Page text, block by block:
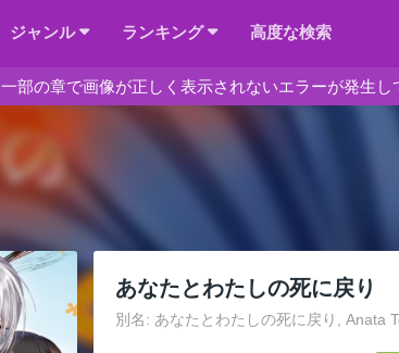
ジャンル ランキング 高度な検索
一部の章で画像が正しく表示されないエラーが発生
あなたとわたしの死に戻り
別名: あなたとわたしの死に戻り, Anata